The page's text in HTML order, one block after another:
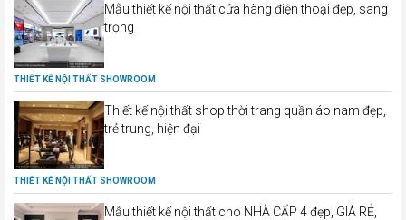
Mẫu thiết kế nội thất cửa hàng điện thoại đẹp, sang
trọng
THIẾT KẾ NỘI THẤT SHOWROOM
Thiết kế nội thất shop thời trang quần áo nam đẹp,
trẻ trung, hiện đại
THIẾT KẾ NỘI THẤT SHOWROOM
Mẫu thiết kế nội thất cho NHÀ CẤP 4 đẹp, GIÁ RẺ,